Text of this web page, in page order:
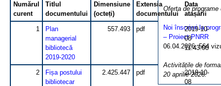
Oferta de programe
Noi înscrieri la
– Proiect PNRR
06.04.2026, 564
Activitățile de
20 aprilie 2026.
Numărul
curent
Titlul
documentului
Dimensiune
(octeți)
Extensia
documentului
Data
atașării
1
Plan
managerial
bibliotecă
2019-2020
557.493 pdf
2019-10-
08
11:43:08
2
Fișa postului
bibliotecar
2.425.447 pdf
2019-10-
08